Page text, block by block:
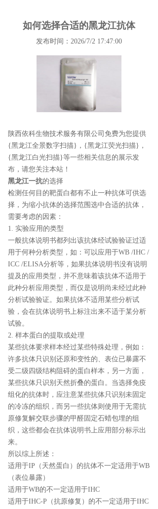
如何选择合适的黑龙江抗体
发布时间：2026/7/2 17:47:00
陕西依科生物技术服务有限公司免费为您提供
{黑龙江全景数字扫描} ，{黑龙江荧光扫描}，
{黑龙江白光扫描}等一些相关信息的展示发
布，请您关注本站！
黑龙江一抗的选择
检测任何目的靶蛋白都有不止一种抗体可供选
择，为缩小抗体的选择范围选中合适的抗体，
需要考虑的因素：
1. 实验应用的类型
一般抗体说明书都列出该抗体经试验验证过适
用于何种分析类型，如：可以应用于WB /IHC /
ICC /ELISA分析等，如果抗体说明书没有说明
提及的应用类型，并不意味着该抗体不适用于
此种分析应用类型，而仅是说明尚未经过此种
分析试验验证。如果抗体不适用某些分析试
验，会在抗体说明书上标注出来不适于某分析
试验。
2. 样本蛋白的提取或处理
某些抗体要求样本经过某些特殊处理，例如：
许多抗体只识别还原和变性的、表位已暴露不
受二级四级结构阻碍的蛋白样本，另一方面，
某些抗体只识别天然折叠的蛋白。当选择免疫
组化的抗体时，应注意某些抗体只识别未固定
的冷冻的组织，而另一些抗体则使用于无需抗
原修复解交联步骤的甲醛固定石蜡包埋的组
织，这些都会在抗体说明书上应用部分标示出
来。
所以综上所述：
适用于IP（天然蛋白）的抗体不一定适用于WB
（表位暴露）
适用于WB的不一定适用于IHC
适用于IHC-P（抗原修复）的不一定适用于IHC